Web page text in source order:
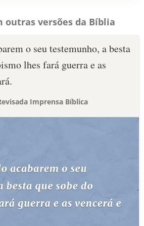
outras versões da Bíblia
o seu testemunho, a besta
lhes fará guerra e as
Imprensa Bíblica